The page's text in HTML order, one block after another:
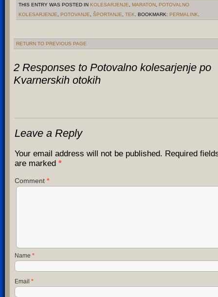
THIS ENTRY WAS POSTED IN KOLESARJENJE, MARATON, POTOVALNO
KOLESARJENJE, POTOVANJE, ŠPORTANJE, TEK. BOOKMARK: PERMALINK.
RETURN TO PREVIOUS PAGE
2 Responses to Potovalno kolesarjenje po
Kvarnerskih otokih
Leave a Reply
Your email address will not be published. Required
are marked *
Comment *
Name *
Email *